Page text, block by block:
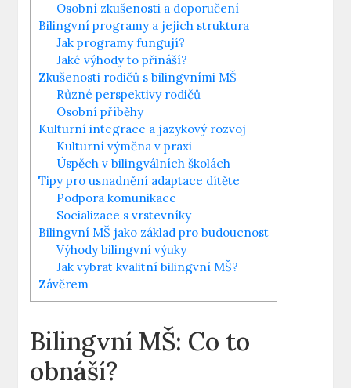
Osobní zkušenosti a doporučení
Bilingvní programy a jejich struktura
Jak programy fungují?
Jaké výhody to přináší?
Zkušenosti rodičů s bilingvními MŠ
Různé perspektivy rodičů
Osobní příběhy
Kulturní integrace a jazykový rozvoj
Kulturní výměna v praxi
Úspěch v bilingválních školách
Tipy pro usnadnění adaptace dítěte
Podpora komunikace
Socializace s vrstevníky
Bilingvní MŠ jako základ pro budoucnost
Výhody bilingvní výuky
Jak vybrat kvalitní bilingvní MŠ?
Závěrem
Bilingvní MŠ: Co to
obnáší?